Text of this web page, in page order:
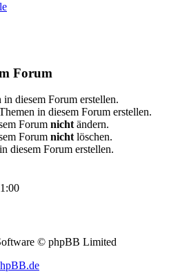
Forum
in diesem Forum erstellen.
in diesem Forum erstellen.
Forum nichtändern.
Forum nichtlöschen.
diesem Forum erstellen.
© phpBB Limited